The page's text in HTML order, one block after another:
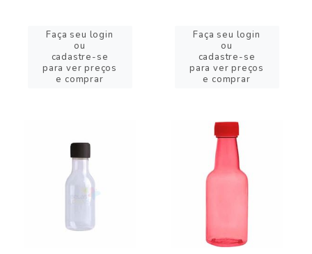
Faça seu login
ou
cadastre-se
para ver preços
e comprar
Faça seu login
ou
cadastre-se
para ver preços
e comprar